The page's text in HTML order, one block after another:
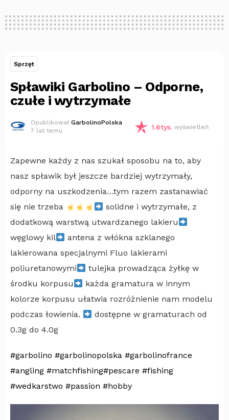
Sprzęt
Spławiki Garbolino – Odporne,
czułe i wytrzymałe
Opublikował GarbolinoPolska
7 lat temu
1.6tys. wyświetleń
Zapewne każdy z nas szukał sposobu na to, aby
nasz spławik był jeszcze bardziej wytrzymały,
odporny na uszkodzenia…tym razem zastanawiać
się nie trzeba
solidne i wytrzymałe, z
dodatkową warstwą utwardzanego lakieru
węglowy kil
antena z włókna szklanego
lakierowana specjalnymi Fluo lakierami
poliuretanowymi
tulejka prowadząca żyłkę w
środku korpusu
każda gramatura w innym
kolorze korpusu ułatwia rozróżnienie nam modelu
podczas łowienia.
dostępne w gramaturach od
0.3g do 4.0g
#garbolino #garbolinopolska #garbolinofrance
#angling #matchfishing#pescare #fishing
#wedkarstwo #passion #hobby